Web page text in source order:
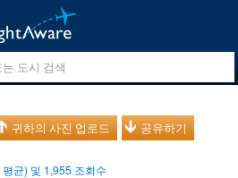
귀하의 사진 업로드 공유하기
평균) 및 1,955 조회수